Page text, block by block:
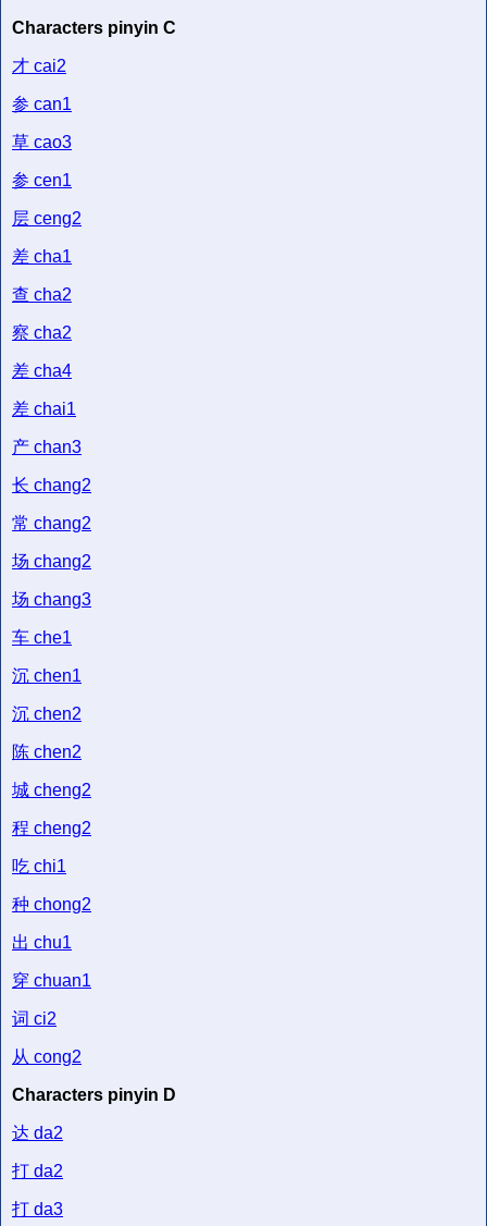
Characters pinyin C
才 cai2
参 can1
草 cao3
参 cen1
层 ceng2
差 cha1
查 cha2
察 cha2
差 cha4
差 chai1
产 chan3
长 chang2
常 chang2
场 chang2
场 chang3
车 che1
沉 chen1
沉 chen2
陈 chen2
城 cheng2
程 cheng2
吃 chi1
种 chong2
出 chu1
穿 chuan1
词 ci2
从 cong2
Characters pinyin D
达 da2
打 da2
打 da3